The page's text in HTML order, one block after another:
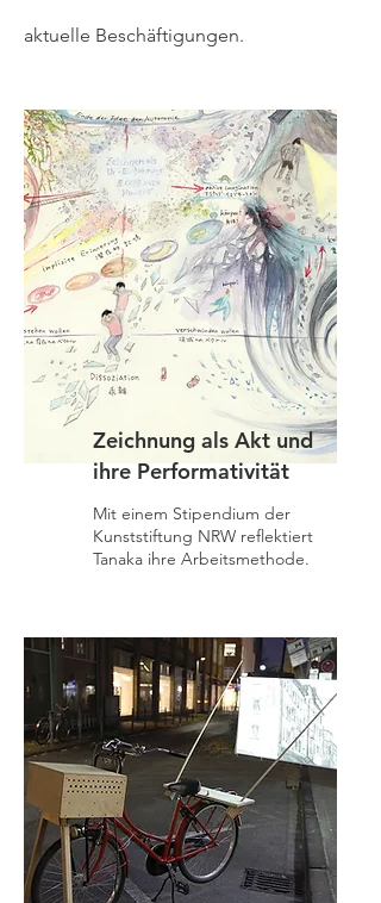
aktuelle Beschäftigungen.
Zeichnung als Akt und
ihre Performativität
Mit einem Stipendium der
Kunststiftung NRW reflektiert
Tanaka ihre Arbeitsmethode.